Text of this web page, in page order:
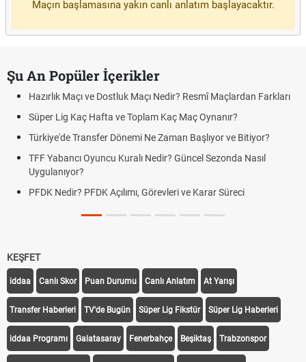
Maçın başlamasına yakın canlı anlatım başlayacaktır.
Şu An Popüler İçerikler
Hazırlık Maçı ve Dostluk Maçı Nedir? Resmî Maçlardan Farkları
Süper Lig Kaç Hafta ve Toplam Kaç Maç Oynanır?
Türkiye'de Transfer Dönemi Ne Zaman Başlıyor ve Bitiyor?
TFF Yabancı Oyuncu Kuralı Nedir? Güncel Sezonda Nasıl
Uygulanıyor?
PFDK Nedir? PFDK Açılımı, Görevleri ve Karar Süreci
KEŞFET
iddaa Canlı Skor Puan Durumu Canlı Anlatım At Yarışı
Transfer Haberleri TV'de Bugün Süper Lig Fikstür Süper Lig Haberleri
iddaa Programı Galatasaray Fenerbahçe Beşiktaş Trabzonspor